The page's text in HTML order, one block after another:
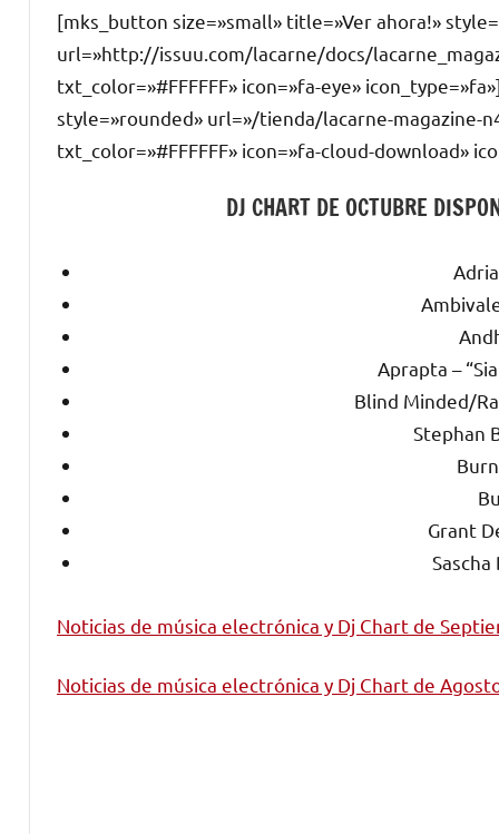
[mks_button size=»small» title=»Ver ahora!»
url=»http://issuu.com/lacarne/docs/
txt_color=»#FFFFFF» icon=»fa-eye»
style=»rounded» url=»/tienda/lacarne-magazine-
txt_color=»#FFFFFF» icon=»fa-cloud-download»
DJ CHART DE OCTUBRE
Aprapta –
Blind Minded/
Stephan
Grant
Sascha
Noticias de música electrónica y Dj Chart de
Noticias de música electrónica y Dj Chart de